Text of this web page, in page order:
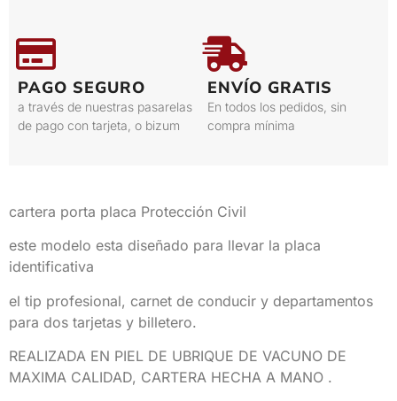
PAGO SEGURO
a través de nuestras pasarelas
de pago con tarjeta, o bizum
ENVÍO GRATIS
En todos los pedidos, sin
compra mínima
cartera porta placa Protección Civil
este modelo esta diseñado para llevar la placa
identificativa
el tip profesional, carnet de conducir y departamentos
para dos tarjetas y billetero.
REALIZADA EN PIEL DE UBRIQUE DE VACUNO DE
MAXIMA CALIDAD, CARTERA HECHA A MANO .